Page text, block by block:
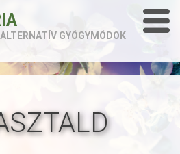
GYÓGYMÓDOK